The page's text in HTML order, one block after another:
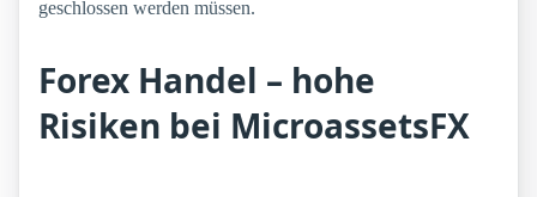
geschlossen werden müssen.
Forex Handel – hohe
Risiken bei MicroassetsFX